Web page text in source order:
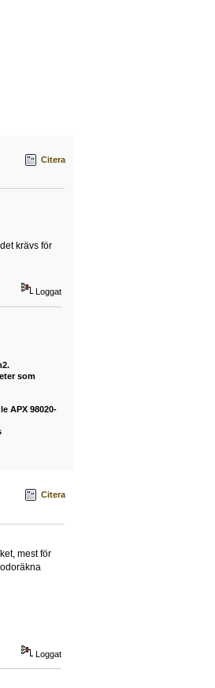
Citera
krävs för
Loggat
som
APX 98020-
Citera
mest för
Loggat